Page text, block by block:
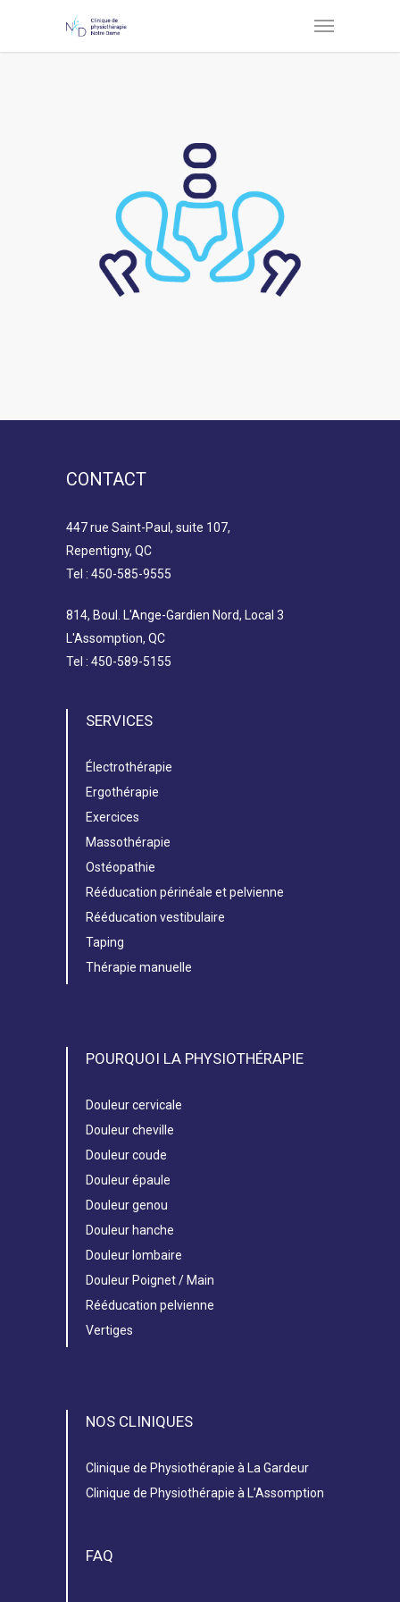
CONTACT
447 rue Saint-Paul, suite 107,
Repentigny, QC
Tel : 450-585-9555
814, Boul. L'Ange-Gardien Nord, Local 3
L'Assomption, QC
Tel : 450-589-5155
SERVICES
Électrothérapie
Ergothérapie
Exercices
Massothérapie
Ostéopathie
Rééducation périnéale et pelvienne
Rééducation vestibulaire
Taping
Thérapie manuelle
POURQUOI LA PHYSIOTHÉRAPIE
Douleur cervicale
Douleur cheville
Douleur coude
Douleur épaule
Douleur genou
Douleur hanche
Douleur lombaire
Douleur Poignet / Main
Rééducation pelvienne
Vertiges
NOS CLINIQUES
Clinique de Physiothérapie à La Gardeur
Clinique de Physiothérapie à L’Assomption
FAQ